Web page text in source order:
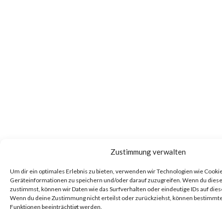
Zustimmung verwalten
Um dir ein optimales Erlebnis zu bieten, verwenden wir Technologien wie
Geräteinformationen zu speichern und/oder darauf zuzugreifen. Wenn du
zustimmst, können wir Daten wie das Surfverhalten oder eindeutige IDs auf
Wenn du deine Zustimmung nicht erteilst oder zurückziehst, können
Funktionen beeinträchtigt werden.